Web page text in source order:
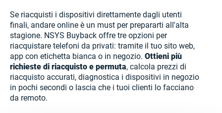
Se riacquisti i dispositivi direttamente dagli utenti
finali, andare online è un must per prepararti all'alta
stagione. NSYS Buyback offre tre opzioni per
riacquistare telefoni da privati: tramite il tuo sito web,
app con etichetta bianca o in negozio. Ottieni più
richieste di riacquisto e permuta, calcola prezzi di
riacquisto accurati, diagnostica i dispositivi in ​​negozio
in pochi secondi o lascia che i tuoi clienti lo facciano
da remoto.